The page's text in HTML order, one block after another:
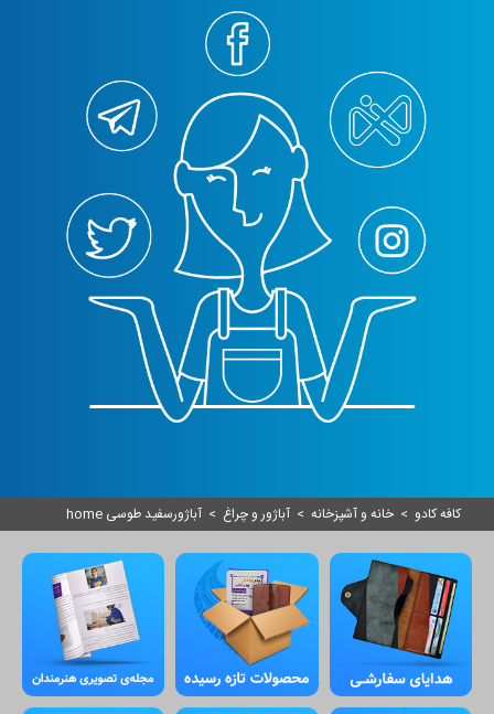
کافه کادو > خانه و آشپزخانه > آباژور و چراغ > آباژورسفید طوسی home